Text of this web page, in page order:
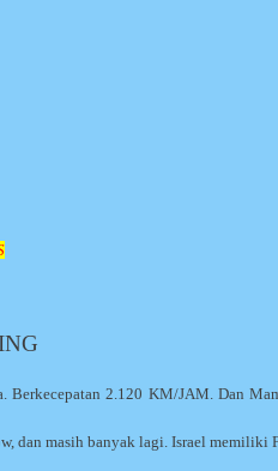
2.120 KM/JAM. Dan
dan masih banyak lagi. Israel memiliki